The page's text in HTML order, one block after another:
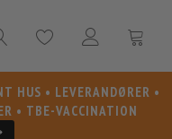
HUS • LEVERANDØRER •
• TBE-VACCINATION